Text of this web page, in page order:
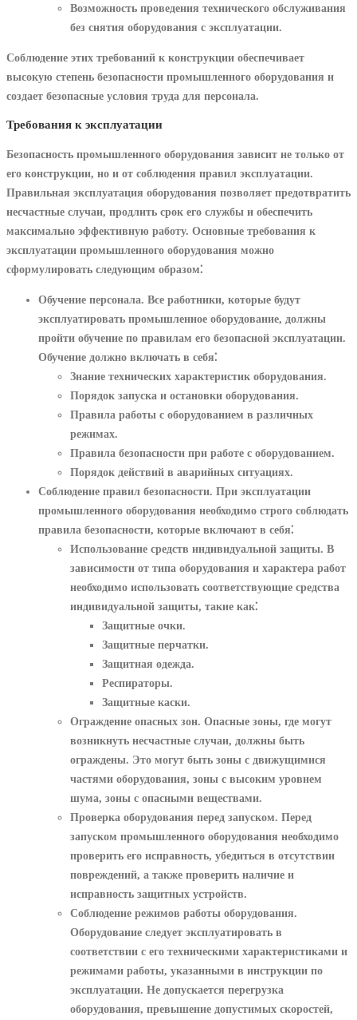
Возможность проведения технического обслуживания
без снятия оборудования с эксплуатации.
Соблюдение этих требований к конструкции обеспечивает
высокую степень безопасности промышленного оборудования и
создает безопасные условия труда для персонала.
Требования к эксплуатации
Безопасность промышленного оборудования зависит не только от
его конструкции, но и от соблюдения правил эксплуатации.
Правильная эксплуатация оборудования позволяет предотвратить
несчастные случаи, продлить срок его службы и обеспечить
максимально эффективную работу. Основные требования к
эксплуатации промышленного оборудования можно
сформулировать следующим образом⁚
Обучение персонала. Все работники, которые будут
эксплуатировать промышленное оборудование, должны
пройти обучение по правилам его безопасной эксплуатации.
Обучение должно включать в себя⁚
Знание технических характеристик оборудования.
Порядок запуска и остановки оборудования.
Правила работы с оборудованием в различных
режимах.
Правила безопасности при работе с оборудованием.
Порядок действий в аварийных ситуациях.
Соблюдение правил безопасности. При эксплуатации
промышленного оборудования необходимо строго соблюдать
правила безопасности, которые включают в себя⁚
Использование средств индивидуальной защиты. В
зависимости от типа оборудования и характера работ
необходимо использовать соответствующие средства
индивидуальной защиты, такие как⁚
Защитные очки.
Защитные перчатки.
Защитная одежда.
Респираторы.
Защитные каски.
Ограждение опасных зон. Опасные зоны, где могут
возникнуть несчастные случаи, должны быть
ограждены. Это могут быть зоны с движущимися
частями оборудования, зоны с высоким уровнем
шума, зоны с опасными веществами.
Проверка оборудования перед запуском. Перед
запуском промышленного оборудования необходимо
проверить его исправность, убедиться в отсутствии
повреждений, а также проверить наличие и
исправность защитных устройств.
Соблюдение режимов работы оборудования.
Оборудование следует эксплуатировать в
соответствии с его техническими характеристиками и
режимами работы, указанными в инструкции по
эксплуатации. Не допускается перегрузка
оборудования, превышение допустимых скоростей,